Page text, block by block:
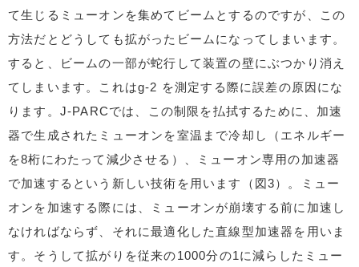
て生じるミューオンを集めてビームとするのですが、この
方法だとどうしても拡がったビームになってしまいます。
すると、ビームの一部が蛇行して装置の壁にぶつかり消え
てしまいます。これはg-2 を測定する際に誤差の原因にな
ります。J-PARCでは、この制限を払拭するために、加速
器で生成されたミューオンを室温まで冷却し（エネルギー
を8桁にわたって減少させる）、ミューオン専用の加速器
で加速するという新しい技術を用います（図3）。ミュー
オンを加速する際には、ミューオンが崩壊する前に加速し
なければならず、それに最適化した直線型加速器を用いま
す。そうして拡がりを従来の1000分の1に減らしたミュー